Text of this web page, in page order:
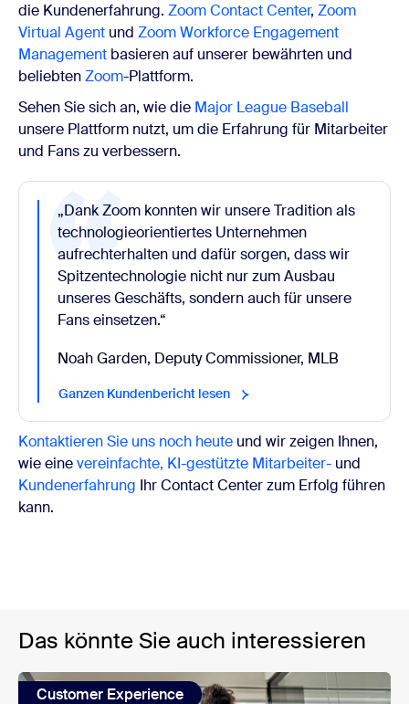
die Kundenerfahrung. Zoom Contact Center, Zoom
Virtual Agent und Zoom Workforce Engagement
Management basieren auf unserer bewährten und
beliebtenZoom-Plattform.
Sehen Sie sich an, wie die Major League Baseball
unsere Plattform nutzt, um die Erfahrung für Mitarbeiter
und Fans zu verbessern.
„Dank Zoom konnten wir unsere Tradition als
technologieorientiertes Unternehmen
aufrechterhalten und dafür sorgen, dass wir
Spitzentechnologie nicht nur zum Ausbau
unseres Geschäfts, sondern auch für unsere
Fans einsetzen.“
Noah Garden, Deputy Commissioner, MLB
Ganzen Kundenbericht lesen
Kontaktieren Sie uns noch heute und wir zeigen Ihnen,
wie einevereinfachte, KI-gestützte Mitarbeiter- und
Kundenerfahrung Ihr Contact Center zum Erfolg führen
kann.
Das könnte Sie auch interessieren
Customer Experience